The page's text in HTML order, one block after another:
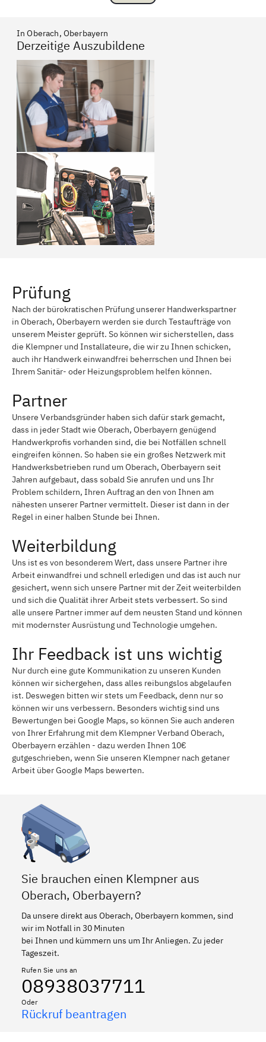
In Oberach, Oberbayern
Derzeitige Auszubildene
Prüfung
Nach der bürokratischen Prüfung unserer Handwerkspartner
in Oberach, Oberbayern werden sie durch Testaufträge von
unserem Meister geprüft. So können wir sicherstellen, dass
die Klempner und Installateure, die wir zu Ihnen schicken,
auch ihr Handwerk einwandfrei beherrschen und Ihnen bei
Ihrem Sanitär- oder Heizungsproblem helfen können.
Partner
Unsere Verbandsgründer haben sich dafür stark gemacht,
dass in jeder Stadt wie Oberach, Oberbayern genügend
Handwerkprofis vorhanden sind, die bei Notfällen schnell
eingreifen können. So haben sie ein großes Netzwerk mit
Handwerksbetrieben rund um Oberach, Oberbayern seit
Jahren aufgebaut, dass sobald Sie anrufen und uns Ihr
Problem schildern, Ihren Auftrag an den von Ihnen am
nähesten unserer Partner vermittelt. Dieser ist dann in der
Regel in einer halben Stunde bei Ihnen.
Weiterbildung
Uns ist es von besonderem Wert, dass unsere Partner ihre
Arbeit einwandfrei und schnell erledigen und das ist auch nur
gesichert, wenn sich unsere Partner mit der Zeit weiterbilden
und sich die Qualität ihrer Arbeit stets verbessert. So sind
alle unsere Partner immer auf dem neusten Stand und können
mit modernster Ausrüstung und Technologie umgehen.
Ihr Feedback ist uns wichtig
Nur durch eine gute Kommunikation zu unseren Kunden
können wir sichergehen, dass alles reibungslos abgelaufen
ist. Deswegen bitten wir stets um Feedback, denn nur so
können wir uns verbessern. Besonders wichtig sind uns
Bewertungen bei Google Maps, so können Sie auch anderen
von Ihrer Erfahrung mit dem Klempner Verband Oberach,
Oberbayern erzählen - dazu werden Ihnen 10€
gutgeschrieben, wenn Sie unseren Klempner nach getaner
Arbeit über Google Maps bewerten.
Sie brauchen einen Klempner aus
Oberach, Oberbayern?
Da unsere direkt aus Oberach, Oberbayern kommen, sind
wir im Notfall in 30 Minuten
bei Ihnen und kümmern uns um Ihr Anliegen. Zu jeder
Tageszeit.
Rufen Sie uns an
08938037711
Oder
Rückruf beantragen